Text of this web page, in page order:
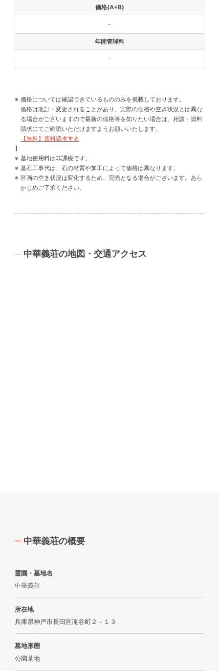
-
-
価格については確認できているもののみを掲載しております。
価格は改訂・変更されることがあり、実際の価格や空き状況とは異な
る場合がございますので最新の価格等を知りたい場合は、相談・資料
請求にてご確認いただけますようお願いいたします。
【無料】資料請求する
】
墓地使用料は非課税です。
墓石工事代は、石の材質や加工によって価格は異なります。
区画の空き状況は変化するため、完売となる場合がございます。あら
かじめご了承ください。
中華義荘の地図・交通アクセス
中華義荘の概要
霊園・墓地名
中華義荘
所在地
兵庫県神戸市長田区滝谷町２－１３
墓地形態
公園墓地